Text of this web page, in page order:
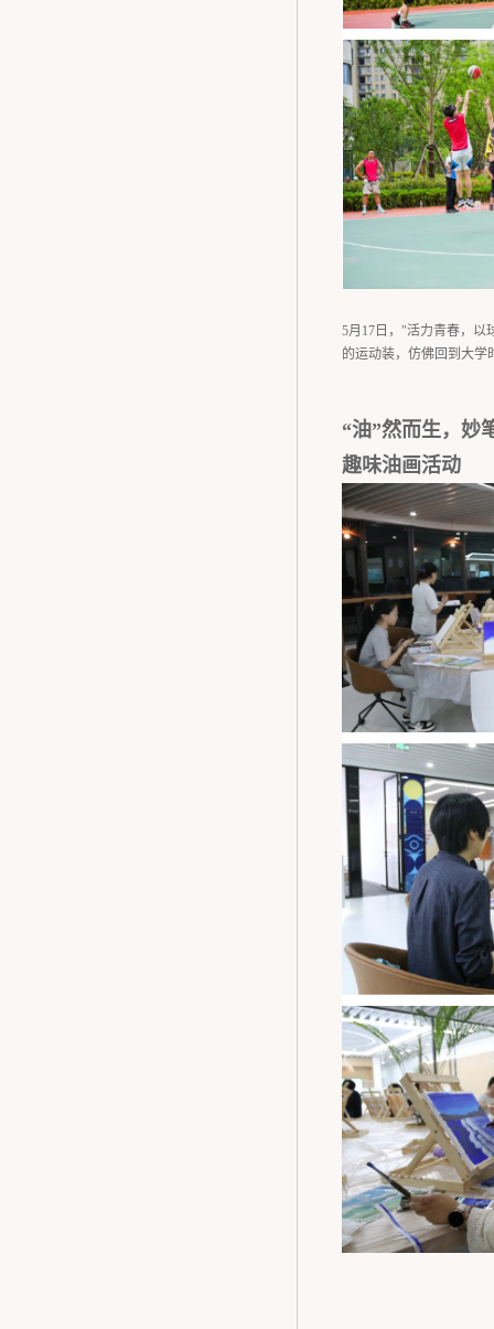
5月17日，"活力青春，以
的运动装，仿佛回到大学
“油”然而生，妙
趣味油画活动